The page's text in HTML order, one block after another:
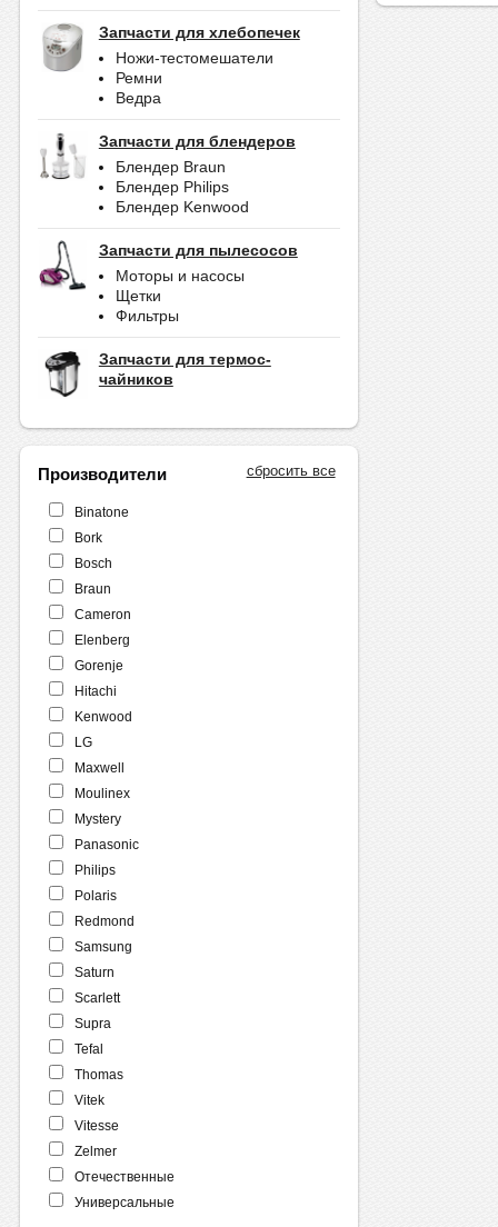
Запчасти для хлебопечек
Ножи-тестомешатели
Ремни
Ведра
Запчасти для блендеров
Блендер Braun
Блендер Philips
Блендер Kenwood
Запчасти для пылесосов
Моторы и насосы
Щетки
Фильтры
Запчасти для термос-
чайников
сбросить все
Производители
Binatone
Bork
Bosch
Braun
Cameron
Elenberg
Gorenje
Hitachi
Kenwood
LG
Maxwell
Moulinex
Mystery
Panasonic
Philips
Polaris
Redmond
Samsung
Saturn
Scarlett
Supra
Tefal
Thomas
Vitek
Vitesse
Zelmer
Отечественные
Универсальные